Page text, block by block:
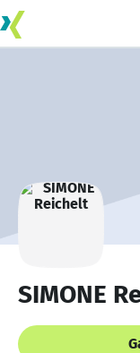
SIMONE